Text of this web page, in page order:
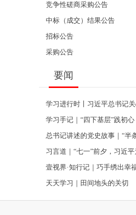
竞争性磋商采购公告
中标（成交）结果公告
招标公告
采购公告
要闻
壹视界·知行记｜巧手绣出幸
天天学习｜田间地头的关切